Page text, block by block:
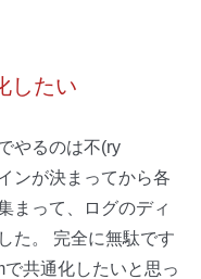
したい
やるのは不(ry
ンが決まってから各
まって、ログのディ
た。 完全に無駄です
共通化したいと思っ